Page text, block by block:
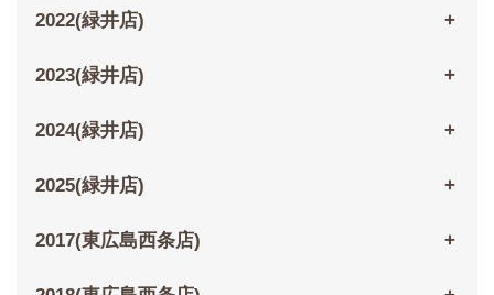
2022(緑井店)
2023(緑井店)
2024(緑井店)
2025(緑井店)
2017(東広島西条店)